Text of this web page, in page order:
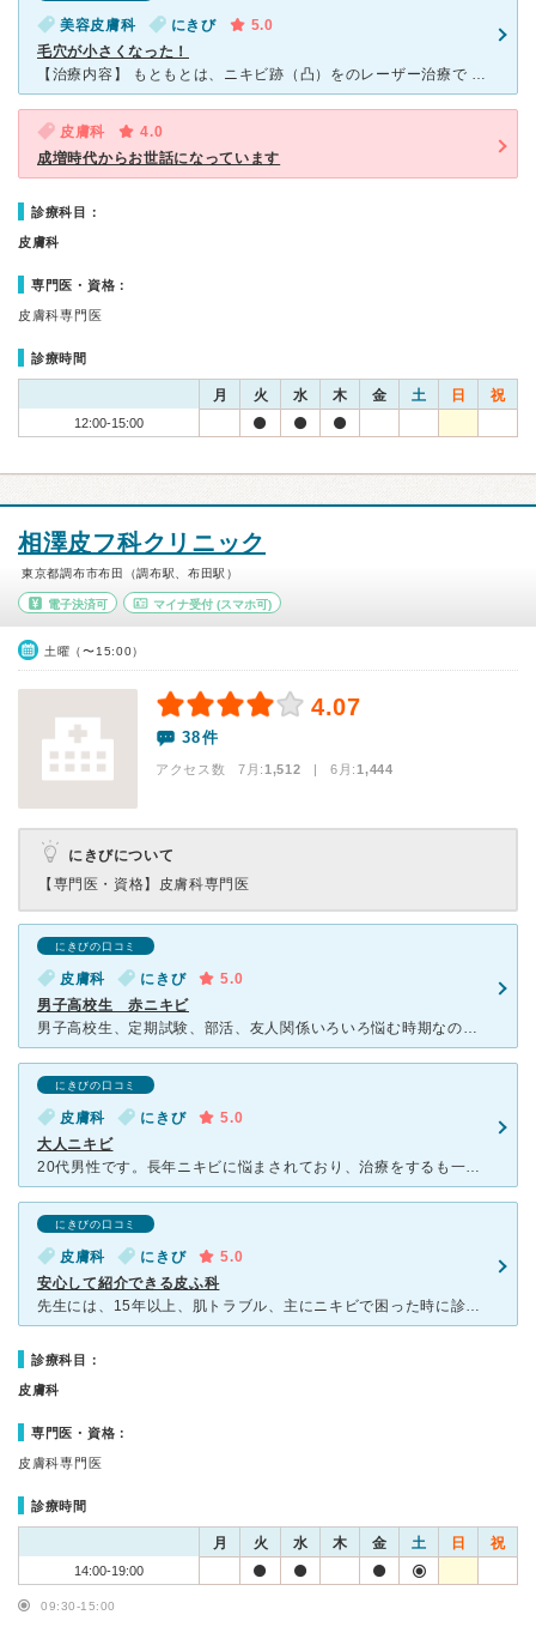
美容皮膚科 にきび
5.0
毛穴が小さくなった！
【治療内容】 もともとは、ニキビ跡（凸）をのレーザー治療で 来院しました。それは1か所5,000円程度で、 初診料は1,000円。確か1か月以内に再発したら 無料で、再度治療してくれるとのこと
皮膚科
4.0
成増時代からお世話になっています
診療科目：
皮膚科
専門医・資格：
皮膚科専門医
診療時間
月 火 水 木 金 土 日 祝
12:00-15:00
相澤皮フ科クリニック
東京都調布市布田（調布駅、布田駅）
電子決済可 マイナ受付(スマホ可)
土曜（〜15:00）
4.07
38件
アクセス数 7月:1,512 | 6月:1,444
にきびについて
【専門医・資格】 皮膚科専門医
にきびの口コミ
皮膚科 にきび
5.0
男子高校生 赤ニキビ
男子高校生、定期試験、部活、友人関係いろいろ悩む時期なのか、ニキビがとうとう炎症を起こし一部に腫れも見られたので受診。 【たかがニキビされどニキビ】本人の自力ではどうにもできない状態になった様で病院
にきびの口コミ
皮膚科 にきび
5.0
大人ニキビ
20代男性です。長年ニキビに悩まされており、治療をするも一進一退を繰り返し、なかば諦めかけておりました。良い先生を探しておりましたところ、相澤先生にたどり着きました。 私のニキビにマッチした漢方製剤
にきびの口コミ
皮膚科 にきび
5.0
安心して紹介できる皮ふ科
先生には、15年以上、肌トラブル、主にニキビで困った時に診てもらってます。絶対的な安心度が違います。 娘も、そろそろ私の遺伝、体質が似たか、ニキビができ始めてきており、保険の漢方治療を始めました。私
診療科目：
皮膚科
専門医・資格：
皮膚科専門医
診療時間
月 火 水 木 金 土 日 祝
14:00-19:00
09:30-15:00